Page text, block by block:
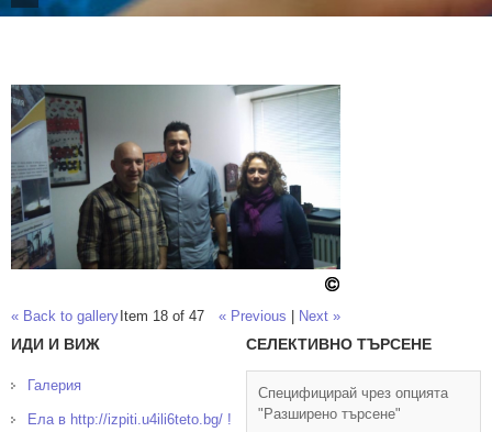
« Back to gallery Item 18 of 47 « Previous Next »
ИДИ И ВИЖ
Галерия
Ела в http://izpiti.u4ili6teto.bg/ !
СЕЛЕКТИВНО ТЪРСЕНЕ
Специфицирай чрез опцията
"Разширено търсене"